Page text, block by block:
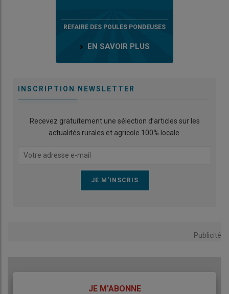
REFAIRE DES POULES PONDEUSES
EN SAVOIR PLUS
INSCRIPTION NEWSLETTER
Recevez gratuitement une sélection d’articles sur les
actualités rurales et agricole 100% locale.
Publicité
JE M'ABONNE